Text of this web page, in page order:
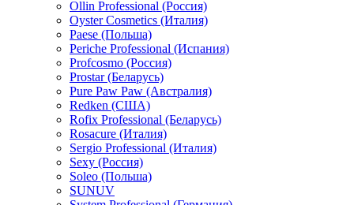
Ollin Professional (Россия)
Oyster Cosmetics (Италия)
Paese (Польша)
Periche Professional (Испания)
Profcosmo (Россия)
Prostar (Беларусь)
Pure Paw Paw (Австралия)
Redken (США)
Rofix Professional (Беларусь)
Rosacure (Италия)
Sergio Professional (Италия)
Sexy (Россия)
Soleo (Польша)
SUNUV